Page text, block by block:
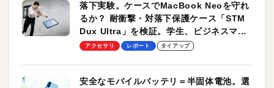
落下実験。ケースでMacBook Neoを守れ
るか？ 耐衝撃・対落下保護ケース「STM
Dux Ultra」を検証。学生、ビジネスマン
のモバイルユースに最適！
アクセサリ レポート タイアップ
安全なモバイルバッテリ＝半固体電池。選